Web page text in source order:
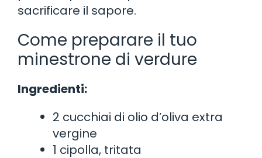
sacrificare il sapore.
Come preparare il tuo
minestrone di verdure
Ingredienti:
2 cucchiai di olio d’oliva extra
vergine
1 cipolla, tritata